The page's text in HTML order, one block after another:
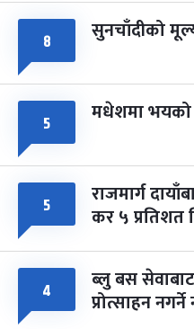
८ सुनचाँदीको
५ मधेशमा भयको
५ राजमार्ग
कर ५ प्रतिशत
४ ब्लु बस
प्रोत्साहन